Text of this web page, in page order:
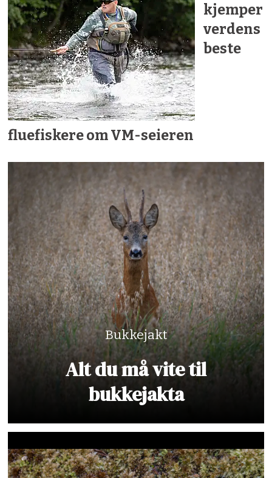
kjemper
verdens
beste
fluefiskere om VM-seieren
Bukkejakt
Alt du må vite til
bukkejakta